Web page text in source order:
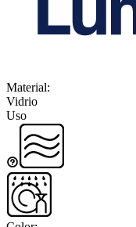
Material:
Vidrio
Uso